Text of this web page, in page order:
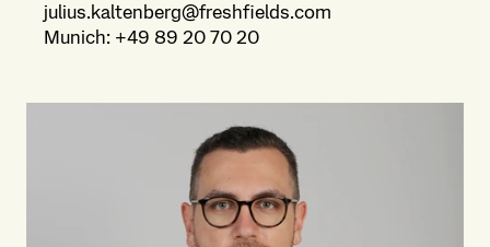
julius.kaltenberg@freshfields.com
Munich: +49 89 20 70 20